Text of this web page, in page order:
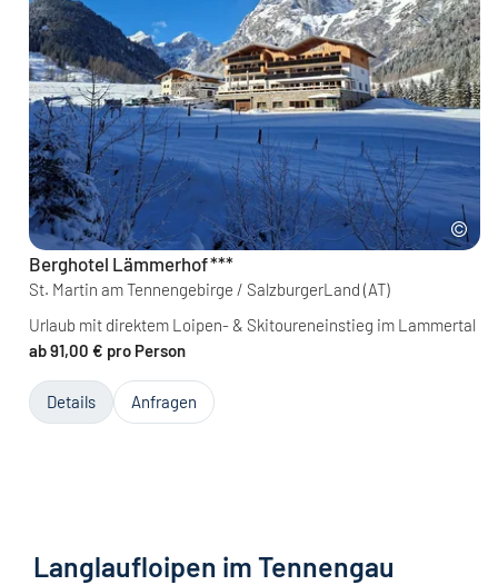
Berghotel Lämmerhof***
St. Martin am Tennengebirge / SalzburgerLand (AT)
Urlaub mit direktem Loipen- & Skitoureneinstieg im Lammertal
ab 91,00 € pro Person
Details Anfragen
Langlaufloipen im Tennengau